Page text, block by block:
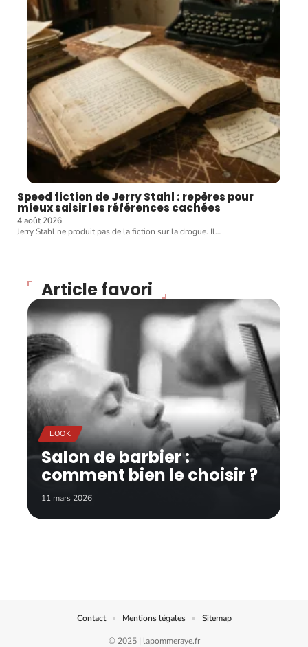
Speed fiction de Jerry Stahl : repères pour
mieux saisir les références cachées
4 août 2026
Jerry Stahl ne produit pas de la fiction sur la drogue. Il…
Article favori
LOOK
Salon de barbier :
comment bien le choisir ?
11 mars 2026
© 2025 | lapommeraye.fr
Contact Mentions légales Sitemap